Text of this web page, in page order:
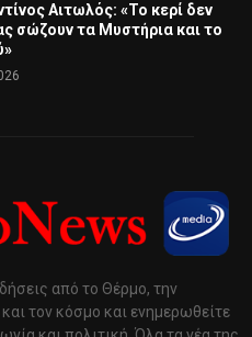
Αιτωλός: «Το κερί δεν
σώζουν τα Μυστήρια και το
από το Θέρμο, την
τον κόσμο και ενημερωθείτε